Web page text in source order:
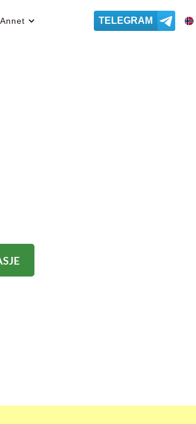
Annet TELEGRAM